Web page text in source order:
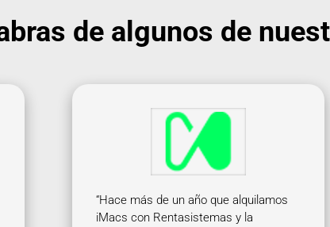
de algunos de
“Hace más de un año que alquilamos
iMacs con Rentasistemas y la